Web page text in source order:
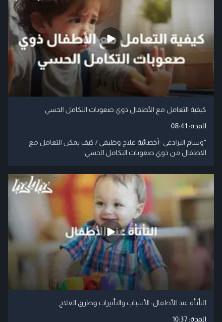
كيفية التعامل مع الأطفال ذوي صعوبات التكامل الحسي
المدة: 08:41
"وسام البرادعي -أخصائية علاج وظيفي / كيف يمكن التعامل مع
الاطفال من ذوي صعوبات التكامل الحسي.
التأتأة عند الأطفال: الأسباب والتأثيرات وطرق العلاج
المدة:10:37